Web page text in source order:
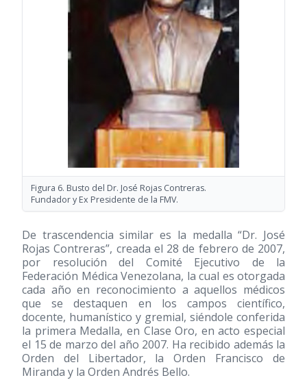
Figura 6. Busto del Dr. José Rojas Contreras.
Fundador y Ex Presidente de la FMV.
De trascendencia similar es la medalla “Dr. José
Rojas Contreras”, creada el 28 de febrero de 2007,
por resolución del Comité Ejecutivo de la
Federación Médica Venezolana, la cual es otorgada
cada año en reconocimiento a aquellos médicos
que se destaquen en los campos científico,
docente, humanístico y gremial, siéndole conferida
la primera Medalla, en Clase Oro, en acto especial
el 15 de marzo del año 2007. Ha recibido además la
Orden del Libertador, la Orden Francisco de
Miranda y la Orden Andrés Bello.